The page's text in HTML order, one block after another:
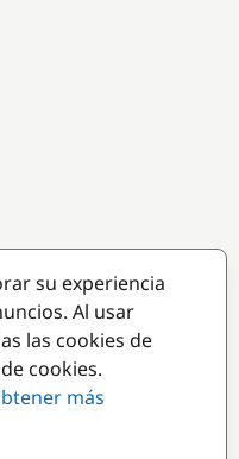
su experiencia
Al usar
las cookies de
cookies.
más